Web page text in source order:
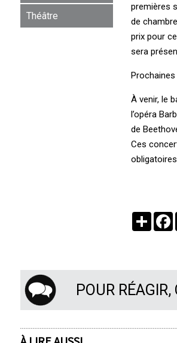
Théâtre
premières
de
prix pour
sera
À venir, le
l’opéra
de
Ces
POUR